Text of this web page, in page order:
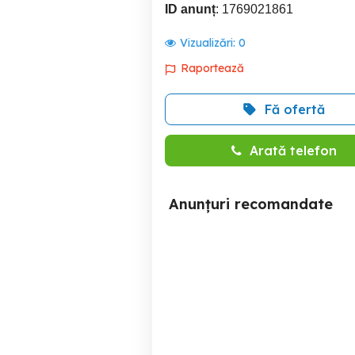
ID anunț: 1769021861
Vizualizări: 0
Raportează
Fă ofertă
Arată telefon
Anunțuri recomandate